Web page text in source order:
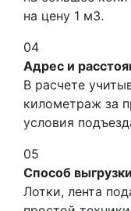
на цену 1 м3.
04
Адрес и
В расчете
километраж за
условия
05
Способ выгрузки
Лотки, лента